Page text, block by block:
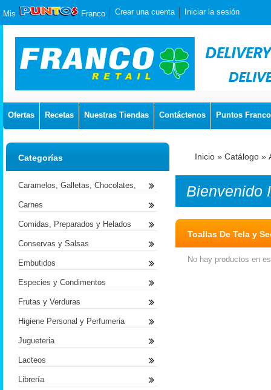
Mis Franco Crear una cuenta Iniciar la sesión
Ofertas Recetas Nuestras Tiendas Contáctenos Puntos Franco
Inicio » Catálogo »
Bienvenido
Toallas De Tela y
No hay productos en
Categorías
Caramelos, Galletas, Chocolates,
Carnes
Comidas, Preparados y Helados
Conservas y Salsas
Embutidos
Especies y Condimentos
Frutas y Verduras
Higiene Personal y Perfumeria
Jugueteria
Lacteos
Librería